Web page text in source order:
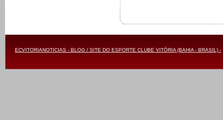
ECVITORIANOTICIAS - BLOG / SITE DO ESPORTE CLUBE VITÓRIA (BAHIA - BRASIL) -